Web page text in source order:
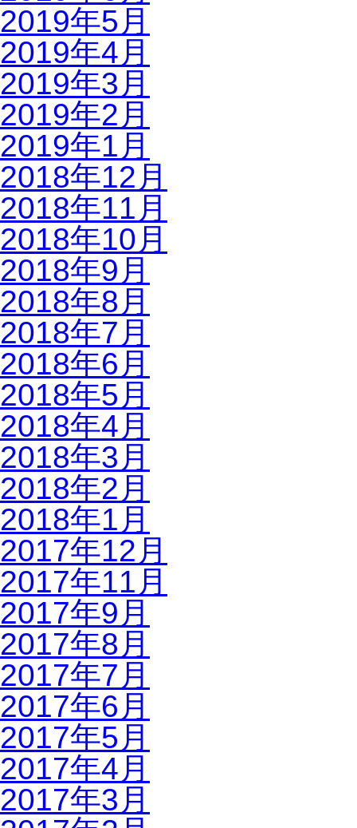
2019年5月
2019年4月
2019年3月
2019年2月
2019年1月
2018年12月
2018年11月
2018年10月
2018年9月
2018年8月
2018年7月
2018年6月
2018年5月
2018年4月
2018年3月
2018年2月
2018年1月
2017年12月
2017年11月
2017年9月
2017年8月
2017年7月
2017年6月
2017年5月
2017年4月
2017年3月